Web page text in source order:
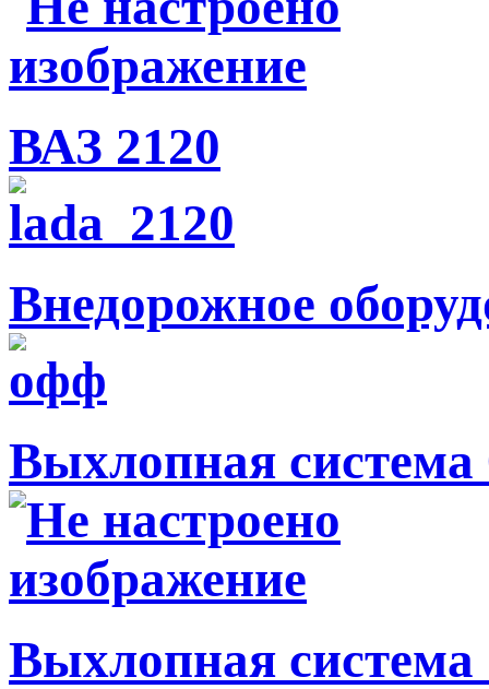
ВАЗ 2120
Внедорожное
Выхлопная система
Выхлопная система